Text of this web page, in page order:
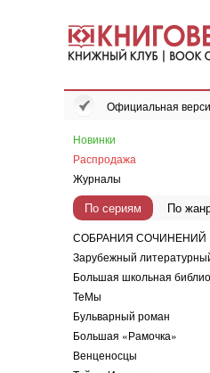
Официальная
Новинки
Распродажа
Журналы
По сериям По
СОБРАНИЯ СОЧИНЕНИЙ
Зарубежный
Большая школьная
ТеМы
Бульварный роман
Большая «Рамочка»
Венценосцы